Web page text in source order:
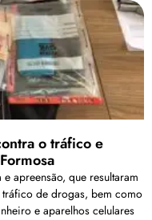
o tráfico e
apreensão, que resultaram
de drogas, bem como
e aparelhos celulares